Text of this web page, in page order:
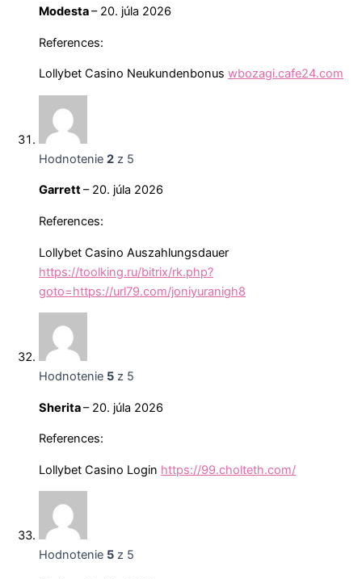
Modesta– 20. júla 2026
References:
Lollybet Casino Neukundenbonus wbozagi.cafe24.com
Hodnotenie 2 z 5
Garrett– 20. júla 2026
References:
Lollybet Casino Auszahlungsdauer
https://toolking.ru/bitrix/rk.php?
goto=https://url79.com/joniyuranigh8
Hodnotenie 5 z 5
Sherita– 20. júla 2026
References:
Lollybet Casino Login https://99.cholteth.com/
Hodnotenie 5 z 5